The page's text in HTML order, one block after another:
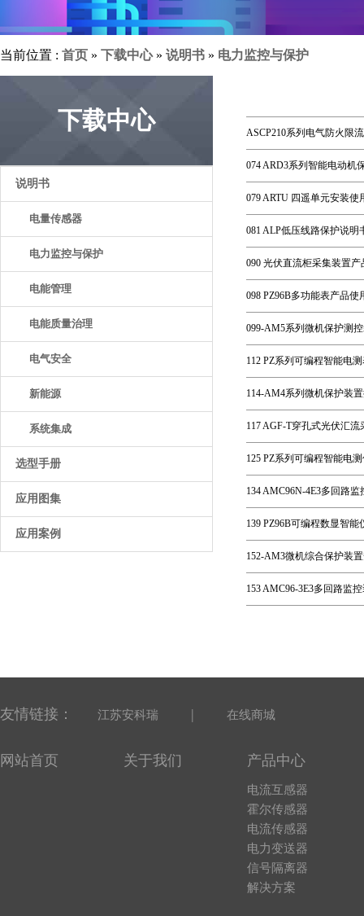
当前位置 : 首页 » 下载中心» 说明书 » 电力监控与保护
下载中心
说明书
电量传感器
电力监控与保护
电能管理
电能质量治理
电气安全
新能源
系统集成
选型手册
应用图集
应用案例
ASCP210系列电气防火限
074 ARD3系列智能电动机
079 ARTU 四遥单元安装使
081 ALP低压线路保护说明
090 光伏直流柜采集装置产
098 PZ96B多功能表产品使
099-AM5系列微机保护测
112 PZ系列可编程智能电
114-AM4系列微机保护装
117 AGF-T穿孔式光伏汇
125 PZ系列可编程智能电
134 AMC96N-4E3多回路
139 PZ96B可编程数显智能
152-AM3微机综合保护装
153 AMC96-3E3多回路监
友情链接： 江苏安科瑞 | 在线商城
网站首页 关于我们 产品中心
电流互感器
霍尔传感器
电流传感器
电力变送器
信号隔离器
解决方案